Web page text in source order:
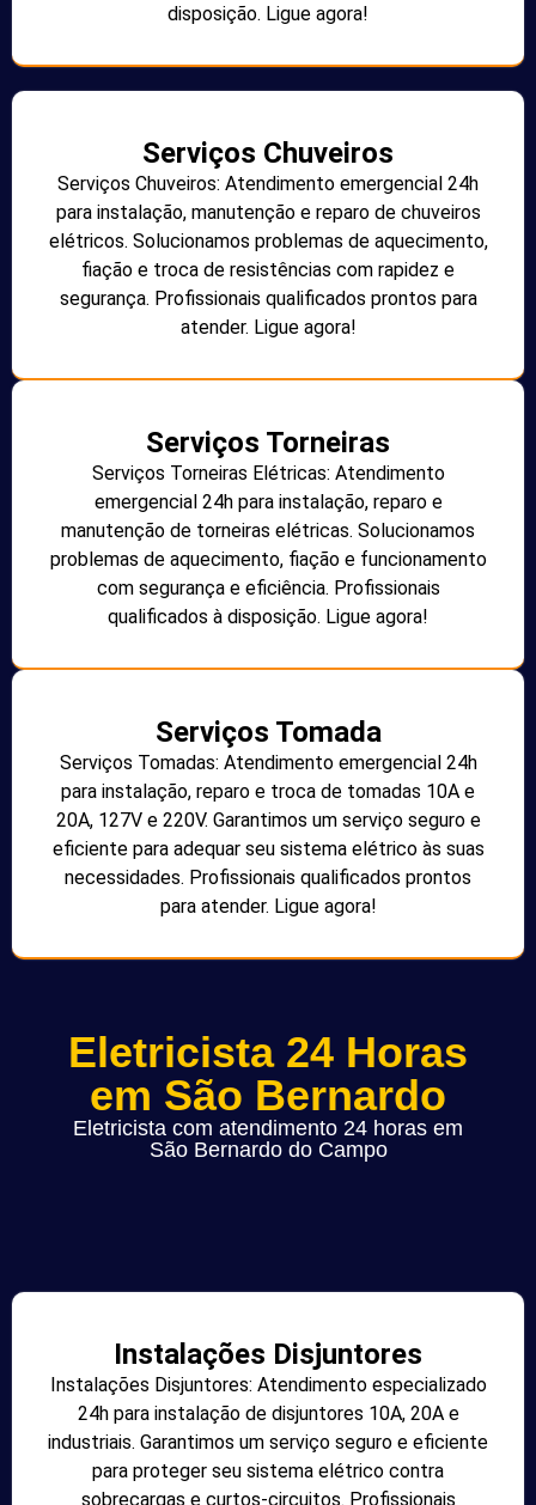
disposição. Ligue agora!
Serviços Chuveiros
Serviços Chuveiros: Atendimento emergencial 24h
para instalação, manutenção e reparo de chuveiros
elétricos. Solucionamos problemas de aquecimento,
fiação e troca de resistências com rapidez e
segurança. Profissionais qualificados prontos para
atender. Ligue agora!
Serviços Torneiras
Serviços Torneiras Elétricas: Atendimento
emergencial 24h para instalação, reparo e
manutenção de torneiras elétricas. Solucionamos
problemas de aquecimento, fiação e funcionamento
com segurança e eficiência. Profissionais
qualificados à disposição. Ligue agora!
Serviços Tomada
Serviços Tomadas: Atendimento emergencial 24h
para instalação, reparo e troca de tomadas 10A e
20A, 127V e 220V. Garantimos um serviço seguro e
eficiente para adequar seu sistema elétrico às suas
necessidades. Profissionais qualificados prontos
para atender. Ligue agora!
Eletricista 24 Horas
em São Bernardo
Eletricista com atendimento 24 horas em
São Bernardo do Campo
Instalações Disjuntores
Instalações Disjuntores: Atendimento especializado
24h para instalação de disjuntores 10A, 20A e
industriais. Garantimos um serviço seguro e eficiente
para proteger seu sistema elétrico contra
sobrecargas e curtos-circuitos. Profissionais